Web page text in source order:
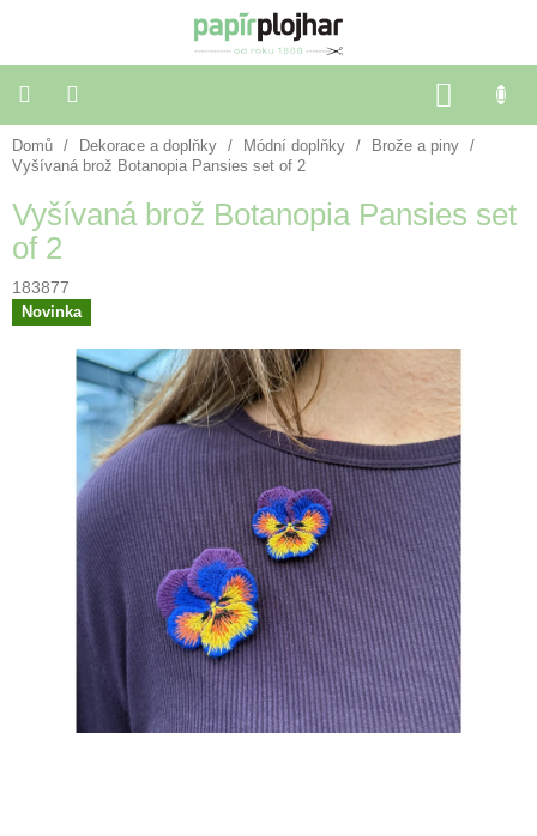
KOŠÍK
Balení
dárků
Dekorace
a
doplňky
Škola
kancelář
Výtvarné
Festivalové
Domů / Dekorace a doplňky / Módní doplňky / Brože a piny
/
Vyšívaná brož Botanopia Pansies set of 2
Vyšívaná brož Botanopia Pansies set
of 2
183877
Novinka